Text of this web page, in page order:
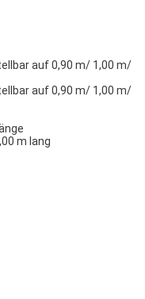
auf 0,90 m/ 1,00 m/
auf 0,90 m/ 1,00 m/
m lang